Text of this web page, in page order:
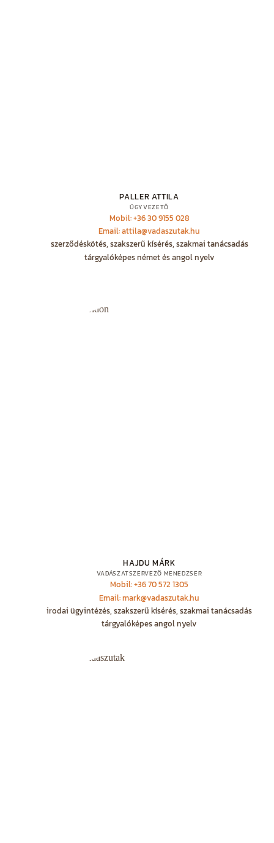
PALLER ATTILA
ÜGYVEZETŐ
Mobil: +36 30 9155 028
Email: attila@vadaszutak.hu
szerződéskötés, szakszerű kísérés, szakmai tanácsadás
tárgyalóképes német és angol nyelv
HAJDU MÁRK
VADÁSZATSZERVEZŐ MENEDZSER
Mobil: +36 70 572 1305
Email: mark@vadaszutak.hu
irodai ügyintézés, szakszerű kísérés, szakmai tanácsadás
tárgyalóképes angol nyelv